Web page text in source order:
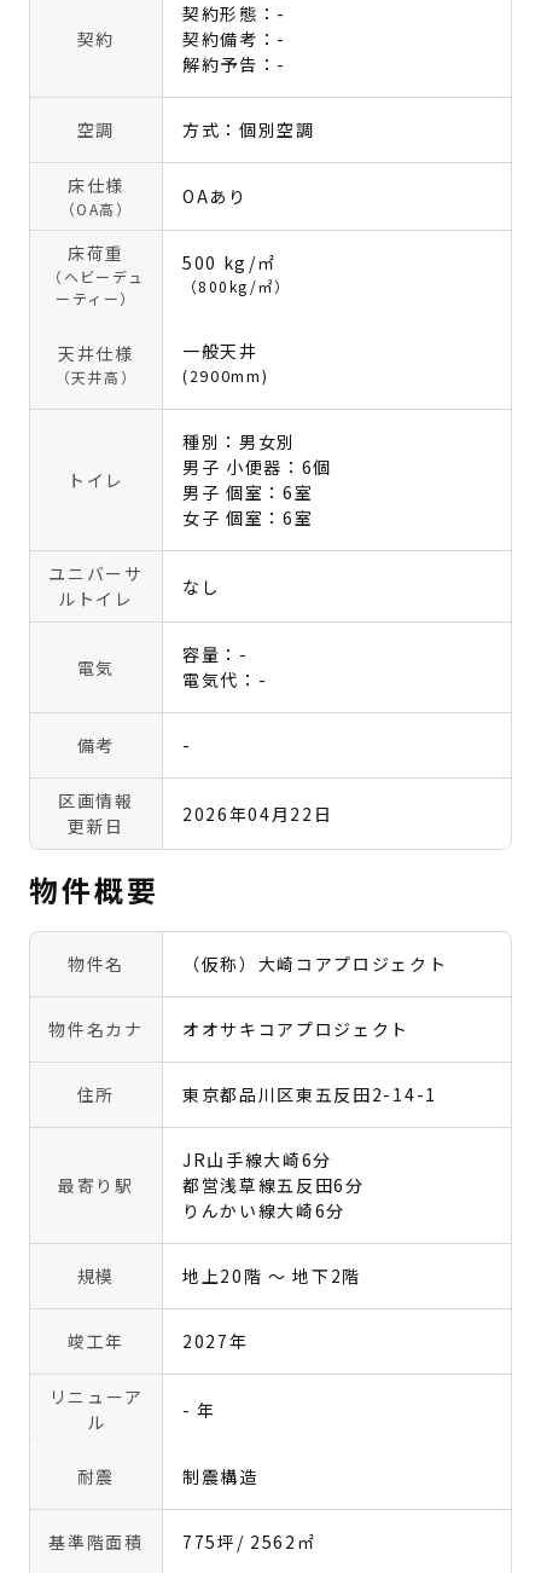
契約
契約形態：-
契約備考：-
解約予告：-
空調 方式：個別空調
床仕様
（OA高）
OAあり
床荷重
（ヘビーデュ
ーティー）
500 kg/㎡
（800kg/㎡）
天井仕様
（天井高）
一般天井
(2900mm)
トイレ
種別：男女別
男子 小便器：6個
男子 個室：6室
女子 個室：6室
ユニバーサ
ルトイレ
なし
電気
容量：-
電気代：-
備考 -
区画情報
更新日
2026年04月22日
物件概要
物件名 （仮称）大崎コアプロジェクト
物件名カナ オオサキコアプロジェクト
住所 東京都品川区東五反田2-14-1
最寄り駅
JR山手線大崎6分
都営浅草線五反田6分
りんかい線大崎6分
規模 地上20階 〜 地下2階
竣工年 2027年
リニューア
ル
- 年
耐震 制震構造
基準階面積 775坪 / 2562㎡